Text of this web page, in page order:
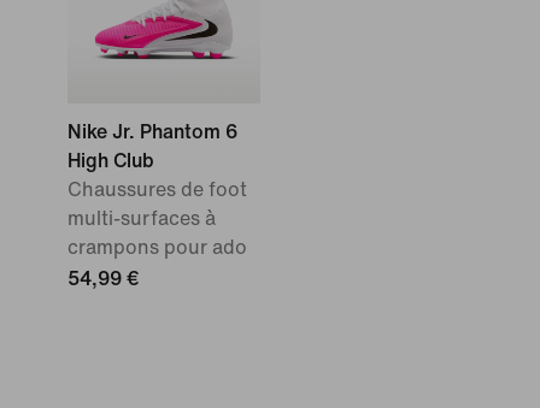
Nike Jr. Phantom 6
High Club
Chaussures de foot
multi-surfaces à
crampons pour ado
54,99 €